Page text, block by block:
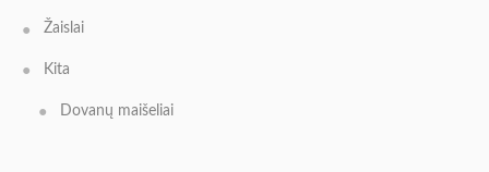
Žaislai
Kita
Dovanų maišeliai